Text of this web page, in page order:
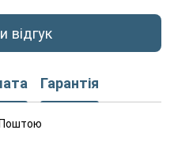
відгук
Гарантія